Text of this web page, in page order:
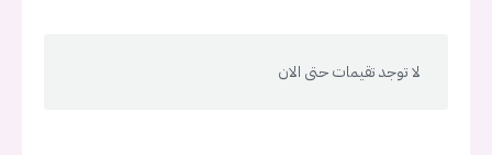
لا توجد تقيمات حتى الان